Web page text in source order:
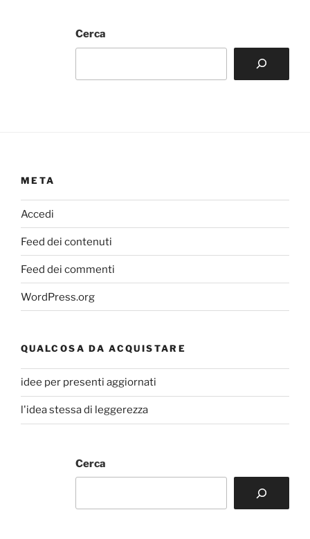
Cerca
META
Accedi
Feed dei contenuti
Feed dei commenti
WordPress.org
QUALCOSA DA ACQUISTARE
idee per presenti aggiornati
l'idea stessa di leggerezza
Cerca